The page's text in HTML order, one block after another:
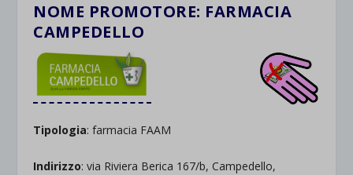
NOME PROMOTORE: FARMACIA
CAMPEDELLO
Tipologia: farmacia FAAM
Indirizzo: via Riviera Berica 167/b, Campedello,